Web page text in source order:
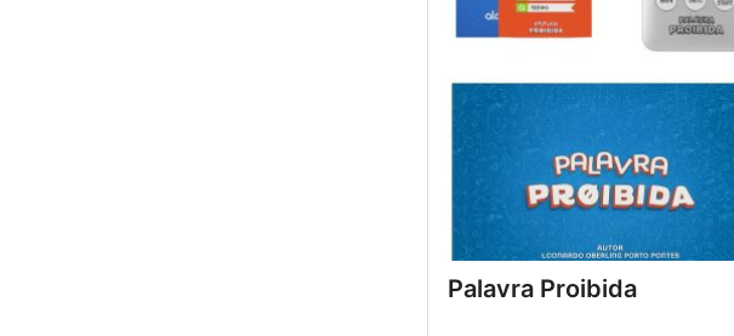
Palavra Proibida